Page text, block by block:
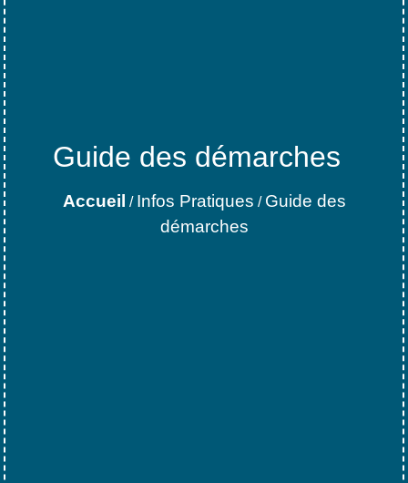
Guide des démarches
Accueil / Infos Pratiques / Guide des
démarches